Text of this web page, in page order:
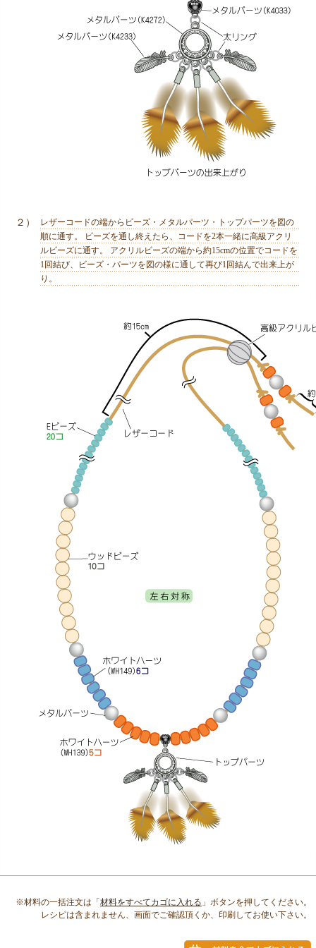
２）
レザーコードの端からビーズ・メタルパーツ・トップパーツを図の
順に通す。 ビーズを通し終えたら、コードを2本一緒に高級アクリ
ルビーズに通す。 アクリルビーズの端から約15cmの位置でコードを
1回結び、ビーズ・パーツを図の様に通して再び1回結んで出来上が
り。
※材料の一括注文は「材料をすべてカゴに入れる 」ボタンを押してください。
レシピは含まれません、画面でご確認頂くか、印刷してお使い下さい。